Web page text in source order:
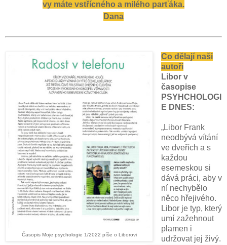
vy máte vstřícného a milého parťáka.
Dana
Časopis Moje psychologie 1/2022 píše o Liborovi
Co dělají naši
autoři
Libor v
časopise
PSYHCHOLOGI
E DNES:
„Libor Frank
neodbývá vítání
ve dveřích a s
každou
esemeskou si
dává práci, aby v
ní nechybělo
něco hřejivého.
Libor je typ, který
umí zažehnout
plamen i
udržovat jej živý.